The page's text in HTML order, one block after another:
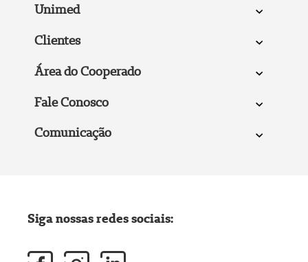
Unimed
Clientes
Área do Cooperado
Fale Conosco
Comunicação
Siga nossas redes sociais: